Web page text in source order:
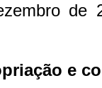
de
e